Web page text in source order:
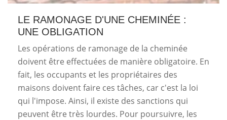
LE RAMONAGE D'UNE CHEMINÉE :
UNE OBLIGATION
Les opérations de ramonage de la cheminée
doivent être effectuées de manière obligatoire. En
fait, les occupants et les propriétaires des
maisons doivent faire ces tâches, car c'est la loi
qui l'impose. Ainsi, il existe des sanctions qui
peuvent être très lourdes. Pour poursuivre, les